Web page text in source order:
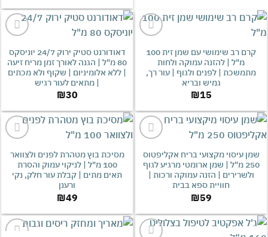
אהבתי
קרם רב שימושי עם שמן זית 100
מ"ל | להזנה עמוקה ולחות
| לפנים ולגוף | עור רך,
גמיש ובריא
₪
אהבתי
דאודורנט סטיק ירוק 24/7 יוניסקס
80 מ"ל | הגנה לאורך זמן מריח זיעה
| ללא אלומיניום | שקוף ולא מכתים
| מתאים לעור רגיש
₪
אהבתי
עיסוי מקצועי בריח אקליפטוס
250 מ"ל | שמן ארומטי מרגיע לגוף
| הזנה עמוקה ורכות |
חוויית ספא בבית
₪
אהבתי
מסיכת בוץ מטהרת לפנים ולצוואר
100 מ"ל | לניקוי עמוק והסרת
תאים מתים | קבלת עור חלק, נקי
₪